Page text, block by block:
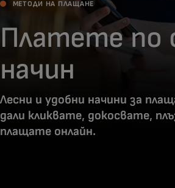
МЕТОДИ НА ПЛАЩАНЕ‎
Платете по
начин
Лесни и удобни начини за
дали кликвате, докосвате,
плащате онлайн.